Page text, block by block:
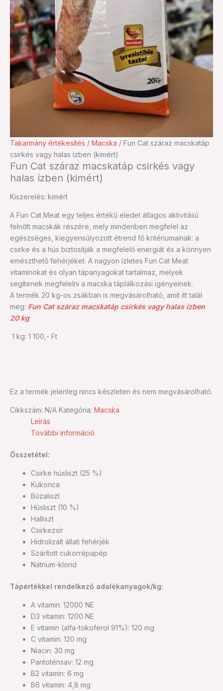
Takarmány értékesítés / Macska / Fun Cat száraz macskatáp
csirkés vagy halas ízben (kimért)
Fun Cat száraz macskatáp csirkés vagy
halas ízben (kimért)
Kiszerelés: kimért
A Fun Cat Meat egy teljes értékű eledel átlagos aktivitású
felnőtt macskák részére, mely mindenben megfelel az
egészséges, kiegyensúlyozott étrend fő kritériumainak: a
csirke és a hús biztosítják a megfelelő energiát és a könnyen
emészthető fehérjéket. A nagyon ízletes Fun Cat Meat
vitaminokat és olyan tápanyagokat tartalmaz, melyek
segítenek megfelelni a macska táplálkozási igényeinek.
A termék 20 kg-os zsákban is megvásárolható, amit itt talál
meg: Fun Cat száraz macskatáp csirkés vagy halas ízben
20 kg
1 kg: 1 100,- Ft
Ez a termék jelenleg nincs készleten és nem megvásárolható.
Cikkszám: N/A Kategória: Macska
Leírás
További információ
Összetétel:
Csirke húsliszt (25 %)
Kukorica
Búzaliszt
Húsliszt (10 %)
Halliszt
Csirkezsír
Hidrolizált állati fehérjék
Szárított cukorrépapép
Nátrium-klorid
Tápértékkel rendelkező adalékanyagok/kg:
A vitamin: 12000 NE
D3 vitamin: 1200 NE
E vitamin (alfa-tokoferol 91%): 120 mg
C vitamin: 120 mg
Niacin: 30 mg
Pantoténsav: 12 mg
B2 vitamin: 6 mg
B6 vitamin: 4,8 mg